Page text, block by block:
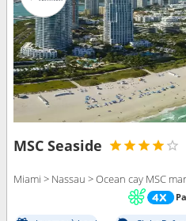
MSC Seaside
Miami > Nassau > Ocean cay MSC